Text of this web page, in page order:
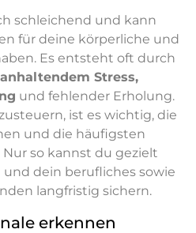
schleichend und kann
für deine körperliche und
Es entsteht oft durch
anhaltendem Stress,
und fehlender Erholung.
ist es wichtig, die
und die häufigsten
so kannst du gezielt
dein berufliches sowie
langfristig sichern.
erkennen